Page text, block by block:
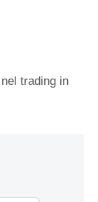
trading in